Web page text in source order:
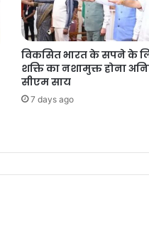
विकसित भारत के सपने के
शक्ति का नशामुक्त होना
सीएम साय
7 days ago